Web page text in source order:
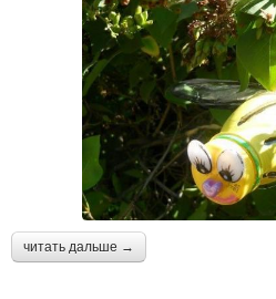
читать дальше →